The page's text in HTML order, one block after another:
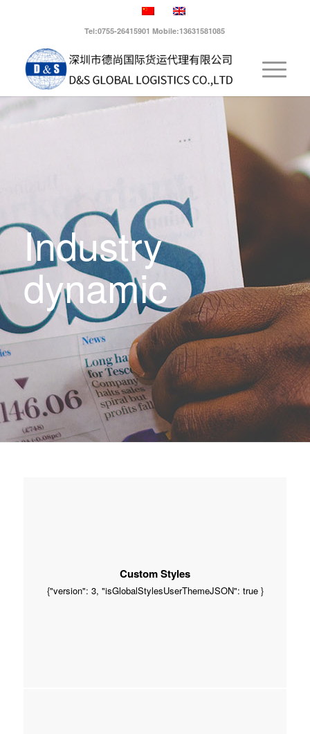
Tel:0755-26415901 Mobile:13631581085
Industry
dynamic
Custom Styles
{"version": 3, "isGlobalStylesUserThemeJSON": true }